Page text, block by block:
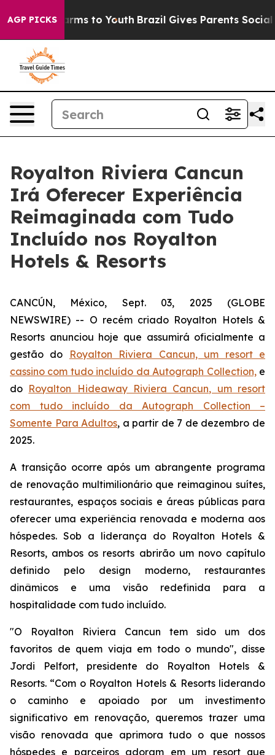
AGP PICKSHarms to Youth Brazil Gives Parents Social
Royalton Riviera Cancun
Irá Oferecer Experiência
Reimaginada com Tudo
Incluído nos Royalton
Hotels & Resorts
CANCÚN, México, Sept. 03, 2025 (GLOBE
NEWSWIRE) -- O recém criado Royalton Hotels &
Resorts anunciou hoje que assumirá oficialmente a
gestão do
Royalton Riviera Cancun, um resort e
cassino com tudo incluído da Autograph Collection,e
do Royalton Hideaway Riviera Cancun, um resort
com tudo incluído da Autograph Collection –
Somente Para Adultos, a partir de 7 de dezembro de
2025.
A transição ocorre após um abrangente programa
de renovação multimilionário que reimaginou suítes,
restaurantes, espaços sociais e áreas públicas para
oferecer uma experiência renovada e moderna aos
hóspedes. Sob a liderança do Royalton Hotels &
Resorts, ambos os resorts abrirão um novo capítulo
definido pelo design moderno, restaurantes
dinâmicos e uma visão redefinida para a
hospitalidade com tudo incluído.
"O Royalton Riviera Cancun tem sido um dos
favoritos de quem viaja em todo o mundo", disse
Jordi Pelfort, presidente do Royalton Hotels &
Resorts. “Com o Royalton Hotels & Resorts liderando
o caminho e apoiado por um investimento
significativo em renovação, queremos trazer uma
visão renovada que aprimora tudo o que nossos
hóspedes e parceiros adoram em um resort que